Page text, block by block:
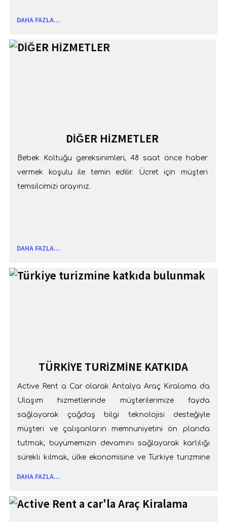
DAHA FAZLA...
DİĞER HİZMETLER
Bebek Koltuğu gereksinimleri, 48 saat önce haber
vermek koşulu ile temin edilir. Ücret için müşteri
temsilcimizi arayınız.
DAHA FAZLA...
TÜRKIYE TURIZMINE KATKIDA
BULUNMAK
Active Rent a Car olarak Antalya Araç Kiralama da
Ulaşım hizmetlerinde müşterilerimize fayda
sağlayarak çağdaş bilgi teknolojisi desteğiyle
müşteri ve çalışanların memnuniyetini ön planda
tutmak, büyümemizin devamını sağlayarak karlılığı
sürekli kılmak, ülke ekonomisine ve Türkiye turizmine
DAHA FAZLA...